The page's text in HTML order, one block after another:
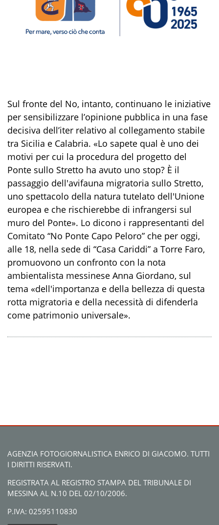
Sul fronte del No, intanto, continuano le iniziative
per sensibilizzare l’opinione pubblica in una fase
decisiva dell’iter relativo al collegamento stabile
tra Sicilia e Calabria. «Lo sapete qual è uno dei
motivi per cui la procedura del progetto del
Ponte sullo Stretto ha avuto uno stop? È il
passaggio dell'avifauna migratoria sullo Stretto,
uno spettacolo della natura tutelato dell'Unione
europea e che rischierebbe di infrangersi sul
muro del Ponte». Lo dicono i rappresentanti del
Comitato “No Ponte Capo Peloro” che per oggi,
alle 18, nella sede di “Casa Cariddi” a Torre Faro,
promuovono un confronto con la nota
ambientalista messinese Anna Giordano, sul
tema «dell'importanza e della bellezza di questa
rotta migratoria e della necessità di difenderla
come patrimonio universale».
AGENZIA FOTOGIORNALISTICA ENRICO DI GIACOMO. TUTTI
I DIRITTI RISERVATI.
REGISTRATA AL REGISTRO STAMPA DEL TRIBUNALE DI
MESSINA AL N.10 DEL 02/10/2006.
P.IVA: 02595110830